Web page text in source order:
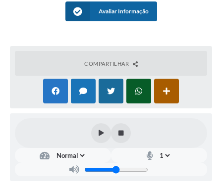
Avaliar Informação
COMPARTILHAR